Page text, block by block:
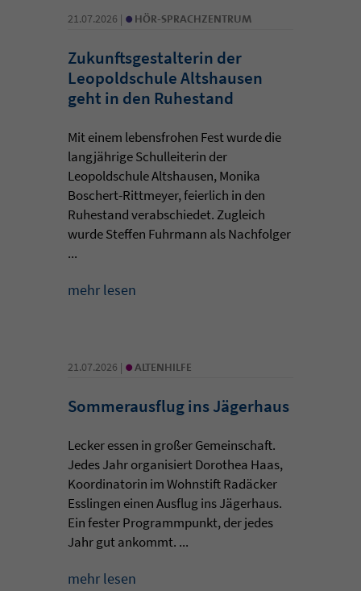
21.07.2026 | • HÖR-SPRACHZENTRUM
Zukunftsgestalterin der
Leopoldschule Altshausen
geht in den Ruhestand
Mit einem lebensfrohen Fest wurde die
langjährige Schulleiterin der
Leopoldschule Altshausen, Monika
Boschert-Rittmeyer, feierlich in den
Ruhestand verabschiedet. Zugleich
wurde Steffen Fuhrmann als Nachfolger
...
mehr lesen
21.07.2026 | • ALTENHILFE
Sommerausflug ins Jägerhaus
Lecker essen in großer Gemeinschaft.
Jedes Jahr organisiert Dorothea Haas,
Koordinatorin im Wohnstift Radäcker
Esslingen einen Ausflug ins Jägerhaus.
Ein fester Programmpunkt, der jedes
Jahr gut ankommt. ...
mehr lesen